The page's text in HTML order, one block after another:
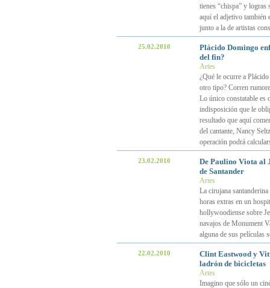
tienes “chispa” y
aquí el adjetivo también
junto a la de artistas
25.02.2010
Plácido Domingo
del fin?
Artes
¿Qué le ocurre a
otro tipo? Corren
Lo único constatable es
indisposición que le
resultado que aquí
del cantante, Nancy
operación podrá
23.02.2010
De Paulino Viota al
de Santander
Artes
La cirujana
horas extras en un
hollywoodiense sobre
navajos de Monument
alguna de sus películas
22.02.2010
Clint Eastwood y
ladrón de bicicletas
Artes
Imagino que sólo un